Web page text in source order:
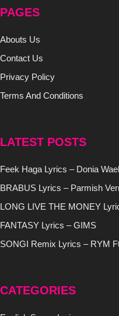
PAGES
Abouts Us
Contact Us
Privacy Policy
Terms And Conditions
LATEST POSTS
Feek Haga Lyrics – Donia
BRABUS Lyrics – Parmish
LONG LIVE THE MONEY
FANTASY Lyrics – GIMS
SONGI Remix Lyrics – RYM
CATEGORIES